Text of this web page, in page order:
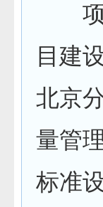
项
目建
北京
量管
标准